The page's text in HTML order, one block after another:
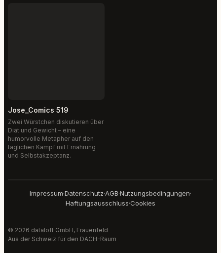
Jose_Comics 519
Zwei Würstchen diskutieren über
Diät und Gewicht – eine
humorvolle Metapher auf den
täglichen Kampf mit Ernährung
und Selbstakzeptanz.
Impressum·Datenschutz·AGB·Nutzungsbedingungen·
Haftungsausschluss·Cookies
© 2026 dataloft GmbH, Frauenfeld
Aus der Schweiz für den DACH-Raum